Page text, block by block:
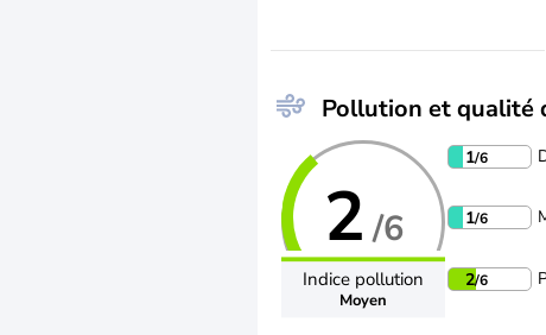
Pollution et qualité
2 /6
Indice pollution
Moyen
1/6
1/6
2/6